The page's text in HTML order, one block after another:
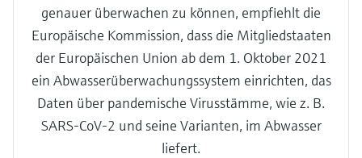
genauer überwachen zu können, empfiehlt die
Europäische Kommission, dass die Mitgliedstaaten
der Europäischen Union ab dem 1. Oktober 2021
ein Abwasserüberwachungssystem einrichten, das
Daten über pandemische Virusstämme, wie z. B.
SARS-CoV-2 und seine Varianten, im Abwasser
liefert.